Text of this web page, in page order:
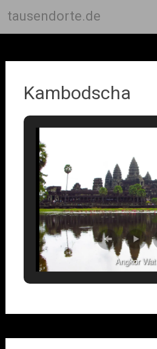
tausendorte.de
Kambodscha
Angkor Wat